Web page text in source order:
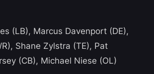
(LB), Marcus Davenport (DE),
Shane Zylstra (TE), Pat
(CB), Michael Niese (OL)